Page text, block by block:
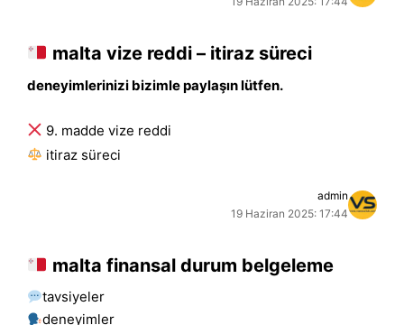
malta vize reddi – itiraz süreci
deneyimlerinizi bizimle paylaşın lütfen.
9. madde vize reddi
i̇tiraz süreci
admin
19 Haziran 2025: 17:44
malta finansal durum belgeleme
tavsiyeler
deneyimler